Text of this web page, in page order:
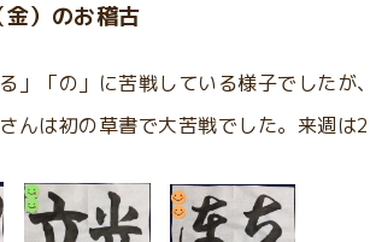
）のお稽古
」「の」に苦戦している様子でしたが
んは初の草書で大苦戦でした。来週は